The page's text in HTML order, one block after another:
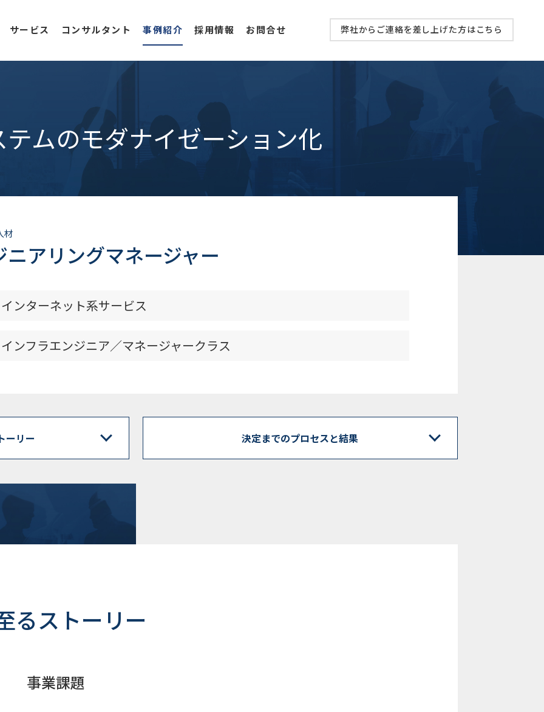
サービス コンサルタント 事例紹介 採用情報 お問合せ 弊社からご連絡を差し上げた方はこちら
ムのモダナイゼーション化
材
ニアリングマネージャー
インターネット系サービス
インフラエンジニア／マネージャークラス
ーリー 決定までのプロセスと結果
るストーリー
事業課題